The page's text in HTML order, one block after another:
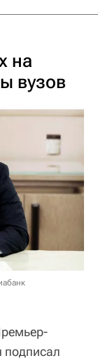
на
вузов